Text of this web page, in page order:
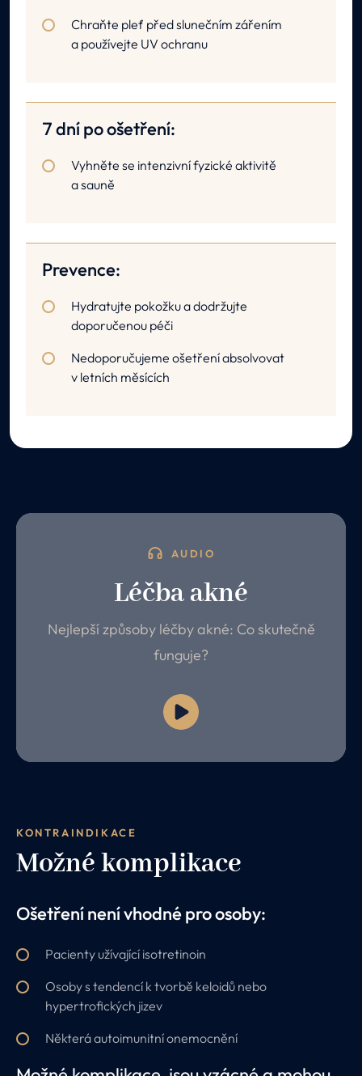
Chraňte pleť před slunečním zářením
a používejte UV ochranu
7 dní po ošetření:
Vyhněte se intenzivní fyzické aktivitě
a sauně
Prevence:
Hydratujte pokožku a dodržujte
doporučenou péči
Nedoporučujeme ošetření absolvovat
v letních měsících
AUDIO
Léčba akné
Nejlepší způsoby léčby akné: Co skutečně
funguje?
KONTRAINDIKACE
Možné komplikace
Ošetření není vhodné pro osoby:
Pacienty užívající isotretinoin
Osoby s tendencí k tvorbě keloidů nebo
hypertrofických jizev
Některá autoimunitní onemocnění